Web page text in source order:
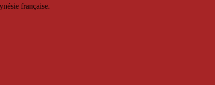
française.